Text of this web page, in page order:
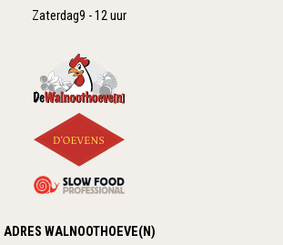
Zaterdag9 - 12 uur
ADRES WALNOOTHOEVE(N)